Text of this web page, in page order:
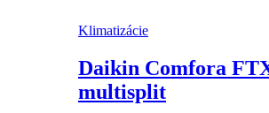
Klimatizácie
Daikin Comfora
multisplit